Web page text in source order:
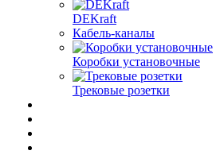
DEKraft
Кабель-каналы
Коробки установочные
Трековые розетки